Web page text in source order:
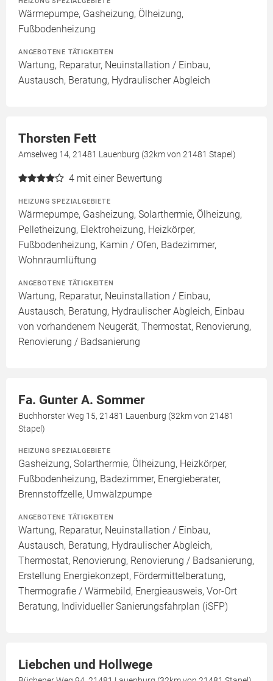
Wärmepumpe, Gasheizung, Ölheizung,
Fußbodenheizung
ANGEBOTENE TÄTIGKEITEN
Wartung, Reparatur, Neuinstallation / Einbau,
Austausch, Beratung, Hydraulischer Abgleich
Thorsten Fett
Amselweg 14, 21481 Lauenburg (32km von 21481 Stapel)
4 mit einer Bewertung
HEIZUNG SPEZIALGEBIETE
Wärmepumpe, Gasheizung, Solarthermie, Ölheizung,
Pelletheizung, Elektroheizung, Heizkörper,
Fußbodenheizung, Kamin / Ofen, Badezimmer,
Wohnraumlüftung
ANGEBOTENE TÄTIGKEITEN
Wartung, Reparatur, Neuinstallation / Einbau,
Austausch, Beratung, Hydraulischer Abgleich, Einbau
von vorhandenem Neugerät, Thermostat, Renovierung,
Renovierung / Badsanierung
Fa. Gunter A. Sommer
Buchhorster Weg 15, 21481 Lauenburg (32km von 21481
Stapel)
HEIZUNG SPEZIALGEBIETE
Gasheizung, Solarthermie, Ölheizung, Heizkörper,
Fußbodenheizung, Badezimmer, Energieberater,
Brennstoffzelle, Umwälzpumpe
ANGEBOTENE TÄTIGKEITEN
Wartung, Reparatur, Neuinstallation / Einbau,
Austausch, Beratung, Hydraulischer Abgleich,
Thermostat, Renovierung, Renovierung / Badsanierung,
Erstellung Energiekonzept, Fördermittelberatung,
Thermografie / Wärmebild, Energieausweis, Vor-Ort
Beratung, Individueller Sanierungsfahrplan (iSFP)
Liebchen und Hollwege